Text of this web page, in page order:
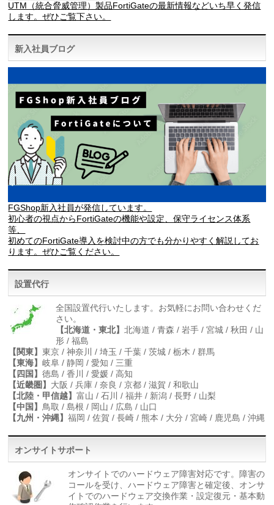
UTM（統合脅威管理）製品FortiGateの最新情報などいち早く発信
します。ぜひご覧下さい。
新入社員ブログ
FGShop新入社員が発信しています。
初心者の視点からFortiGateの機能や設定、保守ライセンス体系
等、
初めてのFortiGate導入を検討中の方でも分かりやすく解説してお
ります。ぜひご覧ください。
設置代行
全国設置代行いたします。お気軽にお問い合わせくだ
さい。
【北海道・東北】北海道 / 青森 / 岩手 / 宮城 / 秋田 / 山
形 / 福島
【関東】東京 / 神奈川 / 埼玉 / 千葉 / 茨城 / 栃木 / 群馬
【東海】岐阜 / 静岡 / 愛知 / 三重
【四国】徳島 / 香川 / 愛媛 / 高知
【近畿圏】 大阪 / 兵庫 / 奈良 / 京都 / 滋賀 / 和歌山
【北陸・甲信越】富山 / 石川 / 福井 / 新潟 / 長野 / 山梨
【中国】鳥取 / 島根 / 岡山 / 広島 / 山口
【九州・沖縄】福岡 / 佐賀 / 長崎 / 熊本 / 大分 / 宮崎 / 鹿児島 / 沖縄
オンサイトサポート
オンサイトでのハードウェア障害対応です。障害の
コールを受け、ハードウェア障害と確定後、オンサ
イトでのハードウェア交換作業・設定復元・基本動